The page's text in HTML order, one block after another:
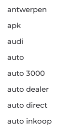
antwerpen
apk
audi
auto
auto 3000
auto dealer
auto direct
auto inkoop